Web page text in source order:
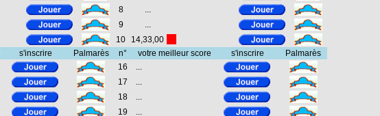
8
...
9
...
10
14,33,00
s'inscrire
Palmarès
n° votre meilleur score s'inscrire
Palmarès
16
...
17
...
18
...
19
...